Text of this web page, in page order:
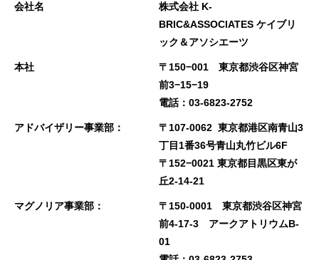
会社名
株式会社 K-
BRIC&ASSOCIATES ケイブリ
ック＆アソシエーツ
本社
〒150−001 東京都渋谷区神宮
前3−15−19
電話：03-6823-2752
アドバイザリー事業部：
〒107-0062 東京都港区南青山3
丁目1番36号青山丸竹ビル6F
〒152−0021 東京都目黒区東が
丘2-14-21
マグノリア事業部：
〒150-0001 東京都渋谷区神宮
前4-17-3 アークアトリウムB-
01